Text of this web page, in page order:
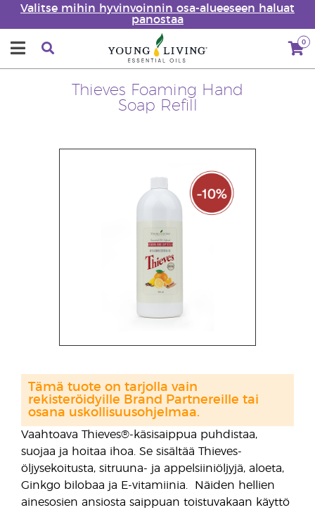
Valitse mihin hyvinvoinnin osa-alueeseen haluat
panostaa
0
Thieves Foaming Hand
Soap Refill
Vaahtoava Thieves®-käsisaippua puhdistaa,
suojaa ja hoitaa ihoa. Se sisältää Thieves-
öljysekoitusta, sitruuna- ja appelsiiniöljyjä, aloeta,
Ginkgo bilobaa ja E-vitamiinia. Näiden hellien
ainesosien ansiosta saippuan toistuvakaan käyttö
Tämä tuote on tarjolla vain
rekisteröidyille Brand Partnereille tai
osana uskollisuusohjelmaa.